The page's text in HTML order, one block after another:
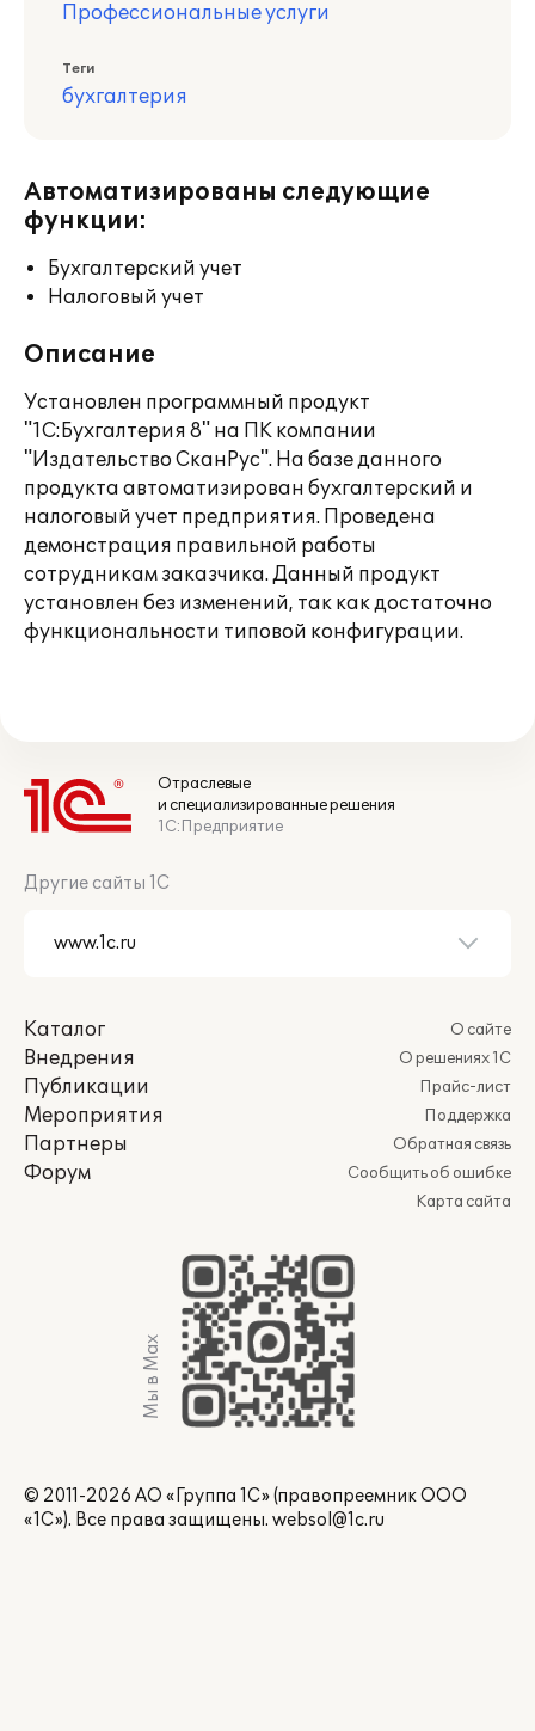
Профессиональные услуги
Теги
бухгалтерия
Автоматизированы следующие
функции:
Бухгалтерский учет
Налоговый учет
Описание
Установлен программный продукт
"1С:Бухгалтерия 8" на ПК компании
"Издательство СканРус". На базе данного
продукта автоматизирован бухгалтерский и
налоговый учет предприятия. Проведена
демонстрация правильной работы
сотрудникам заказчика. Данный продукт
установлен без изменений, так как достаточно
функциональности типовой конфигурации.
Отраслевые
и специализированные решения
1С:Предприятие
Другие сайты 1С
Каталог
Внедрения
Публикации
Мероприятия
Партнеры
Форум
О сайте
О решениях 1С
Прайс-лист
Поддержка
Обратная связь
Сообщить об ошибке
Карта сайта
Мы в Max
© 2011-2026 АО «Группа 1С» (правопреемник ООО
«1С»). Все права защищены. websol@1c.ru